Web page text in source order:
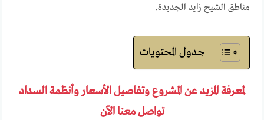
مناطق الشيخ زايد الجديدة.
جدول المحتويات
لمعرفة المزيد عن المشروع وتفاصيل الأسعار وأنظمة السداد
تواصل معنا الآن